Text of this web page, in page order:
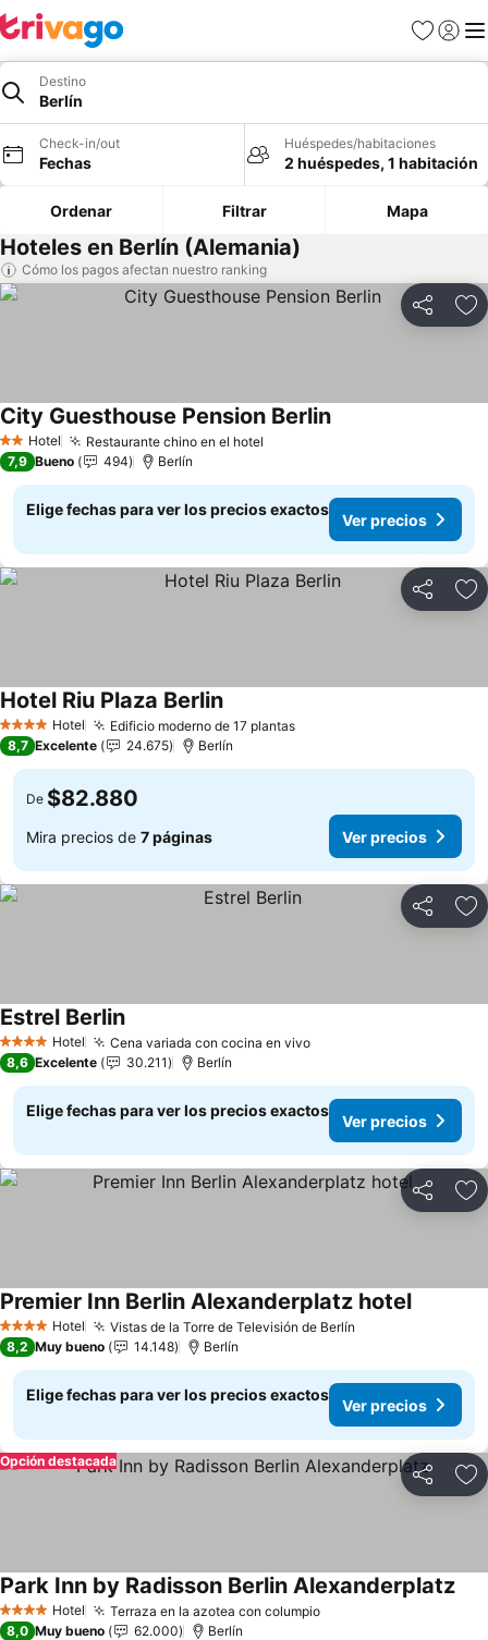
Favoritos
Iniciar
Destino
Berlín
Check-in/out
Fechas
Huéspedes/habitaciones
2 huéspedes, 1 habitación
Ordenar Filtrar Mapa
Hoteles en Berlín (Alemania)
Cómo los pagos afectan nuestro ranking
Compartir
2 Estrellas
Hotel Restaurante chino en el hotel
City Guesthouse Pension BerlinVer precios
7,9 Bueno 494 Berlín
Elige fechas para ver los precios exactos
Ver precios
Compartir
4 EstrellasHotel Edificio moderno de 17 plantasVer precios
Hotel Riu Plaza BerlinVer precios
8,7 Excelente 24.675 Berlín
De $82.880
Mira precios de 7 páginas Ver precios
Compartir
4 EstrellasHotel Cena variada con cocina en vivoVer precios
Estrel BerlinVer precios
8,6 Excelente 30.211 Berlín
Elige fechas para ver los precios exactos
Ver precios
Compartir
4 EstrellasHotel Vistas de la Torre de Televisión de Berlín
Premier Inn Berlin Alexanderplatz hotelVer
8,2 Muy bueno 14.148 Berlín
Elige fechas para ver los precios exactos
Ver precios
Compartir
Opción destacada
4 EstrellasHotel Terraza en la azotea con columpioVer precios
Park Inn by Radisson Berlin AlexanderplatzVer
8,0 Muy bueno 62.000 Berlín